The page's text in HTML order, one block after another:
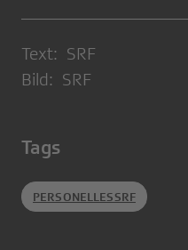
Text: SRF
Bild: SRF
Tags
PERSONELLESSRF